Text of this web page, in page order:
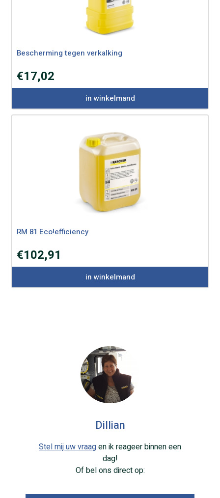
Bescherming tegen verkalking
€17,02
in winkelmand
RM 81 Eco!efficiency
€102,91
in winkelmand
Dillian
Stel mij uw vraagen ik reageer binnen een
dag!
Of bel ons direct op: